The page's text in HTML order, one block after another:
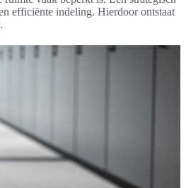
efficiënte indeling. Hierdoor ontstaat